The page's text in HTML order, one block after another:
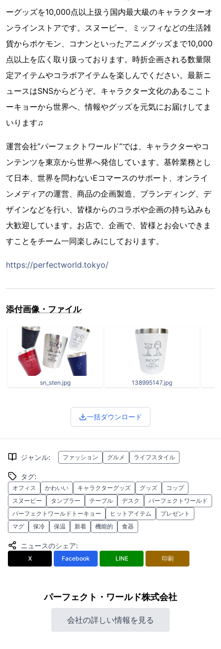
ーグッズを10,000点以上扱う国内最大級のキャラクターオ
ンラインストアです。スヌーピー、ミッフィなどの生活雑
貨からポケモン、コナンといったアニメグッズまで10,000
点以上を広く取り扱っております。時折企画される数量限
定アイテムやコラボアイテムを楽しんでください。最新ニ
ュースはSNSからどうぞ。キャラクター文化のあるここト
ーキョーから世界へ、情報やグッズを元気にお届けしてま
いります♫
運営会社”パーフェクトワールド”では、キャラクターやコ
ンテンツを東京から世界へ発信しています。基幹業務とし
て日本、世界を問わないEコマースのサポート、オンライ
ンメディアの運営、商品の企画製造、ブランディング、デ
ザインなどを行い、皆様からのコラボや企画の持ち込みも
大歓迎しています。お店で、企画で、皆様とお会いできま
すことをチーム一同楽しみにしております。
https://perfectworld.tokyo/
添付画像・ファイル
sn_sten.jpg 138995147.jpg
一括ダウンロード
ジャンル: ファッション グルメ ライフスタイル
タグ:
オフィス かわいい キャラクターグッズ グッズ
コップ
スヌーピー
タンブラー テーブル デスク
パーフェクトワールド
パーフェクトワールドトーキョー
ヒットアイテム
プレゼント
マグ
保冷 保温 新着 機能的 食器
ニュースのシェア:
X Facebook LINE 印刷
パーフェクト・ワールド株式会社
会社の詳しい情報を見る